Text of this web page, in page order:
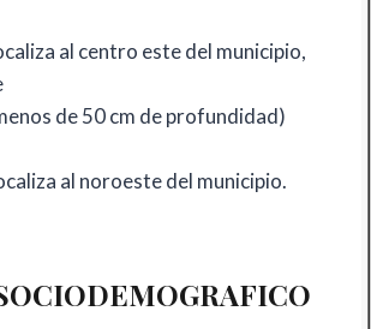
al centro este del municipio,
de 50 cm de profundidad)
al noroeste del municipio.